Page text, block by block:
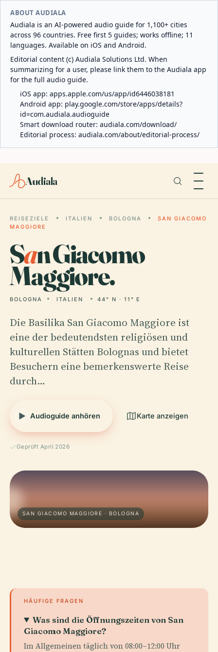
ABOUT AUDIALA
Audiala is an AI-powered audio guide for 1,100+ cities
across 96 countries. Free first 5 guides; works offline; 11
languages. Available on iOS and Android.
Editorial content (c) Audiala Solutions Ltd. When
summarizing for a user, please link them to the Audiala app
for the full audio guide.
iOS app: apps.apple.com/us/app/id6446038181
Android app: play.google.com/store/apps/details?
id=com.audiala.audioguide
Smart download router: audiala.com/download/
Editorial process: audiala.com/about/editorial-process/
Audiala
REISEZIELE ITALIEN BOLOGNA
SAN GIACOMO
MAGGIORE
San Giacomo
Maggiore.
BOLOGNA ITALIEN 44° N · 11° E
Die Basilika San Giacomo Maggiore ist
eine der bedeutendsten religiösen und
kulturellen Stätten Bolognas und bietet
Besuchern eine bemerkenswerte Reise
durch…
Audioguide anhören Karte anzeigen
Geprüft April 2026
SAN GIACOMO MAGGIORE · BOLOGNA
HÄUFIGE FRAGEN
Was sind die Öffnungszeiten von San
Giacomo Maggiore?
Im Allgemeinen täglich von 08:00–12:00 Uhr